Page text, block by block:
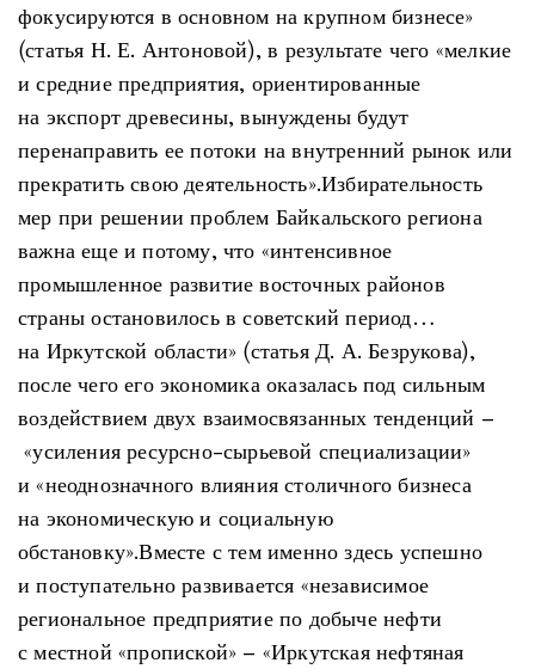
фокусируются в основном на крупном бизнесе»
(статья Н. Е. Антоновой), в результате чего «мелкие
и средние предприятия, ориентированные
на экспорт древесины, вынуждены будут
перенаправить ее потоки на внутренний рынок или
прекратить свою деятельность».Избирательность
мер при решении проблем Байкальского региона
важна еще и потому, что «интенсивное
промышленное развитие восточных районов
страны остановилось в советский период…
на Иркутской области» (статья Д. А. Безрукова),
после чего его экономика оказалась под сильным
воздействием двух взаимосвязанных тенденций –
«усиления ресурсно-сырьевой специализации»
и «неоднозначного влияния столичного бизнеса
на экономическую и социальную
обстановку».Вместе с тем именно здесь успешно
и поступательно развивается «независимое
региональное предприятие по добыче нефти
с местной «пропиской» – «Иркутская нефтяная